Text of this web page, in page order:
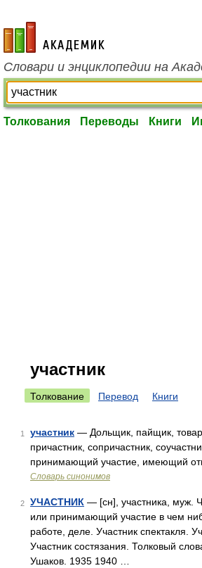
academic.ru
Словари и энциклопедии на
Толкования Переводы Книги
участник
Толкование Перевод Книги
1 участник — Дольщик, пайщик,
причастник, сопричастник,
принимающий участие, имеющий
Словарь синонимов
2 УЧАСТНИК — [сн], участника, муж.
или принимающий участие в чем
работе, деле. Участник спектакля.
Участник состязания. Толковый
Ушаков. 1935 1940 …